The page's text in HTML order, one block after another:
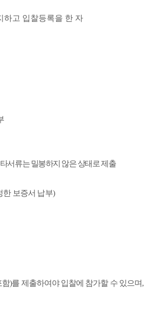
하고 입찰등록을 한 자
서류는 밀봉하지 않은 상태로 제출
한 보증서 납부)
함)를 제출하여야 입찰에 참가할 수 있으며,